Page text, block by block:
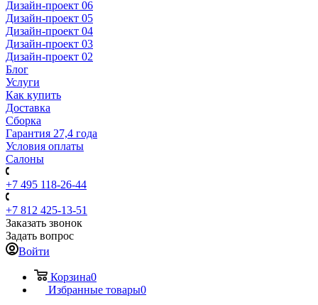
Дизайн-проект 06
Дизайн-проект 05
Дизайн-проект 04
Дизайн-проект 03
Дизайн-проект 02
Блог
Услуги
Как купить
Доставка
Сборка
Гарантия 27,4 года
Условия оплаты
Салоны
+7 495 118-26-44
+7 812 425-13-51
Заказать звонок
Задать вопрос
Войти
Корзина0
Избранные товары0